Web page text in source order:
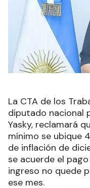
La CTA de los
diputado nacional
Yasky, reclamará
mínimo se ubique
de inflación de
se acuerde el
ingreso no quede
ese mes.